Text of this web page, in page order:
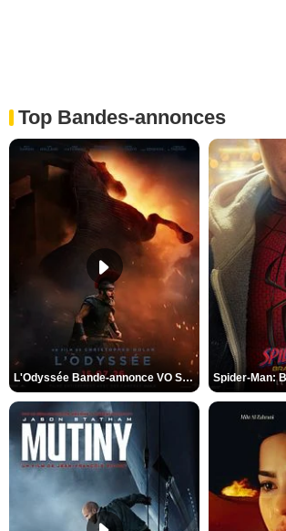
Top Bandes-annonces
L'Odyssée Bande-annonce VO STFR